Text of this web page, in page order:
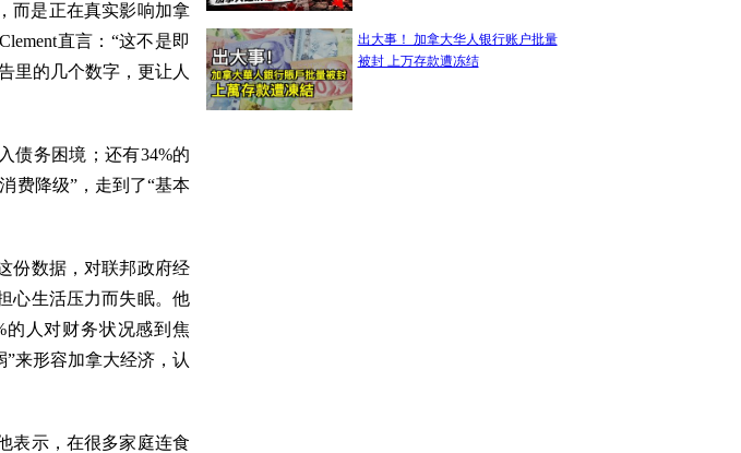
而是正在真实影响加拿
直言：“这不是即
里的几个数字，更让人
债务困境；还有34%的
费降级”，走到了“基本
份数据，对联邦政府经
心生活压力而失眠。他
人对财务状况感到焦
来形容加拿大经济，认
表示，在很多家庭连食
出大事！ 加拿大华人银行账户批量
被封 上万存款遭冻结